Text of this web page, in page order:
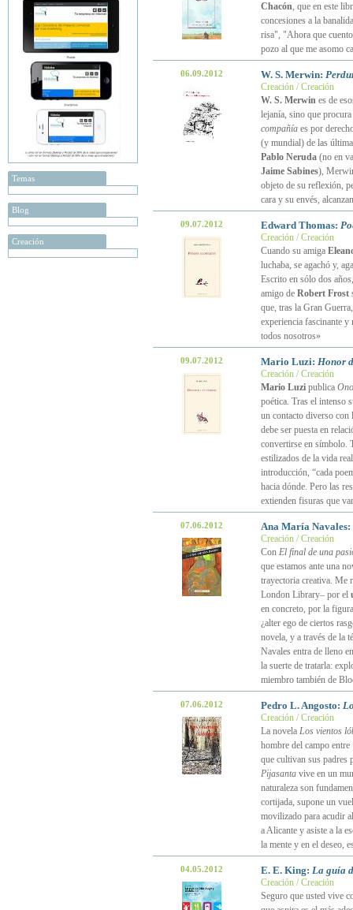
Temas
Blog
Creación
Chacón, que en este
concesiones a la
risa", "Ahora que
pozo al que me asomo
06.09.2012 W. S. Merwin:
Creación / Creación
W. S. Merwines de
lejanía, sino que
compañíaes por
(y mundial) de las
Pablo Neruda(no en
Jaime Sabines),
objeto de su reflexión,
cara y su envés,
09.07.2012 Edward Thomas:
Creación / Creación
Cuando su amiga
luchaba, se agachó y,
Escrito en sólo dos
amigo de Robert Frost
que, tras la Gran
experiencia fascinante
todos nosotros»
09.07.2012 Mario Luzi: Honor
Creación / Creación
Mario Luzipublica
poética. Tras el intenso
un contacto diverso con
debe ser puesta en
convertirse en símbolo.
estilizados de la vida
introducción, “cada
hacia dónde. Pero las
extienden fisuras que
07.06.2012 Ana María Navales:
Creación / Creación
Con El final de una
que estamos ante una
trayectoria creativa. Me
London Library– por el
en concreto, por la
¿alter ego de ciertos
novela, y a través de la
Navales entra de lleno
la suerte de tratarla:
miembro también de
07.06.2012 Pedro L. Angosto:
Creación / Creación
La novela Los vientos
hombre del campo
que cultivan sus padres
Pijasantavive en un
naturaleza son
cortijada, supone un
movilizado para acudir
a Alicante y asiste a la
la mente y en el deseo,
04.05.2012 E. E. King: La guía
Creación / Creación
Seguro que usted vive